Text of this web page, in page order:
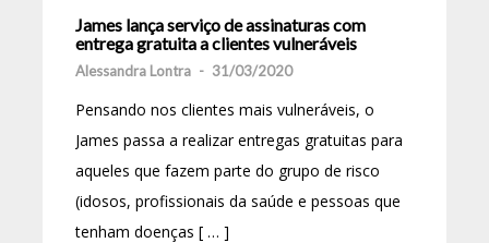
James lança serviço de assinaturas com
entrega gratuita a clientes vulneráveis
Alessandra Lontra - 31/03/2020
Pensando nos clientes mais vulneráveis, o
James passa a realizar entregas gratuitas para
aqueles que fazem parte do grupo de risco
(idosos, profissionais da saúde e pessoas que
tenham doenças [ … ]